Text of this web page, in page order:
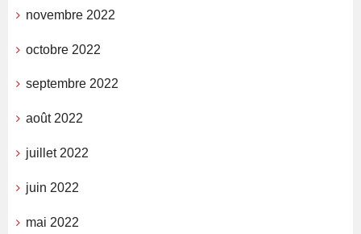
novembre 2022
octobre 2022
septembre 2022
août 2022
juillet 2022
juin 2022
mai 2022